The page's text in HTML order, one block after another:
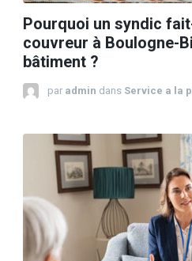
Pourquoi un syndic
couvreur à Boulogne-
bâtiment ?
par admin dans Service a la